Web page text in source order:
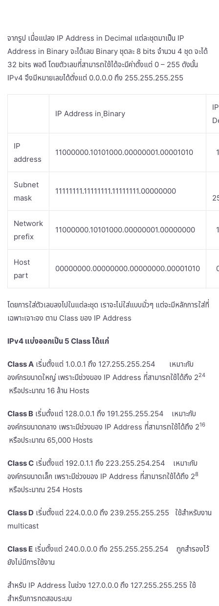
จากรูป เมื่อแปลง IP Address in Decimal แต่ละชุดมาเป็น IP
Address in Binary จะได้เลข Binary ชุดละ 8 bits จำนวน 4 ชุด จะได้
32 bits พอดี โดยตัวเลขที่สามารถใช้ได้จะมีค่าตั้งแต่ 0 – 255 ดังนั้น
IPv4 จึงมีหมายเลขได้ตั่งแต่ 0.0.0.0 ถึง 255.255.255.255
IP Address in ฺBinary
IP
address
11000000.10101000.00000001.00001010
Subnet
mask
11111111.11111111.11111111.00000000
Network
prefix
11000000.10101000.00000001.00000000
Host
part
00000000.00000000.00000000.00001010
โดยการใส่ตัวเลขลงไปในแต่ละชุด เราจะไม่ใส่แบบมั่วๆ แต่จะมีหลักการใส่ที่
เฉพาะเจาะจง ตาม Class ของ IP Address
IPv4 แบ่งออกเป็น 5 Class ได้แก่
Class A เริ่มตั้งแต่ 1.0.0.1 ถึง 127.255.255.254 เหมาะกับ
องค์กรขนาดใหญ่ เพราะมีช่วงของ IP Address ที่สามารถใช้ได้ถึง 224
หรือประมาณ 16 ล้าน Hosts
Class B เริ่มตั้งแต่ 128.0.0.1 ถึง 191.255.255.254 เหมาะกับ
องค์กรขนาดกลาง เพราะมีช่วงของ IP Address ที่สามารถใช้ได้ถึง 216
หรือประมาณ 65,000 Hosts
Class C เริ่มตั้งแต่ 192.0.1.1 ถึง 223.255.254.254 เหมาะกับ
องค์กรขนาดเล็ก เพราะมีช่วงของ IP Address ที่สามารถใช้ได้ถึง 28
หรือประมาณ 254 Hosts
Class D เริ่มตั้งแต่ 224.0.0.0 ถึง 239.255.255.255 ใช้สำหรับงาน
multicast
Class E เริ่มตั้งแต่ 240.0.0.0 ถึง 255.255.255.254 ถูกสำรองไว้
ยังไม่มีการใช้งาน
สำหรับ IP Address ในช่วง 127.0.0.0 ถึง 127.255.255.255 ใช้
สำหรับการทดสอบระบบ